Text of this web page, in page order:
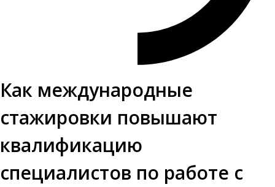
Как международные
стажировки повышают
квалификацию
специалистов по работе с